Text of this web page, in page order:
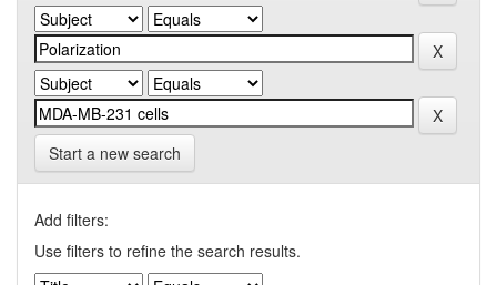
Start a new search
Add filters:
Use filters to refine the search results.